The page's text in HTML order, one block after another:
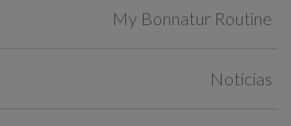
My Bonnatur Routine
Noticias